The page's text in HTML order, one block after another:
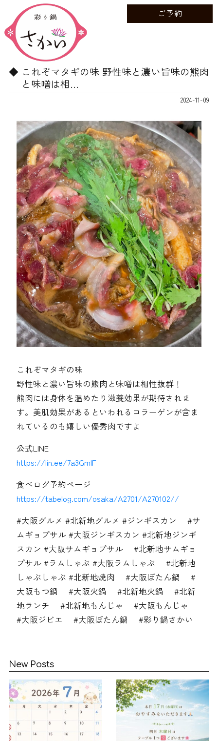
ご予約
これぞマタギの味 野性味と濃い旨味の熊肉
と味噌は相…
2024-11-09
これぞマタギの味
野性味と濃い旨味の熊肉と味噌は相性抜群！
熊肉には身体を温めたり滋養効果が期待されま
す。美肌効果があるといわれるコラーゲンが含ま
れているのも嬉しい優秀肉ですよ
公式LINE
https://lin.ee/7a3GmIF
食べログ予約ページ
https://tabelog.com/osaka/A2701/A270102//
#大阪グルメ #北新地グルメ #ジンギスカン #サ
ムギョプサル #大阪ジンギスカン #北新地ジンギ
スカン #大阪サムギョプサル #北新地サムギョ
プサル #ラムしゃぶ #大阪ラムしゃぶ #北新地
しゃぶしゃぶ #北新地焼肉 #大阪ぼたん鍋 #
大阪もつ鍋 #大阪火鍋 #北新地火鍋 #北新
地ランチ #北新地もんじゃ #大阪もんじゃ
#大阪ジビエ #大阪ぼたん鍋 #彩り鍋さかい
New Posts